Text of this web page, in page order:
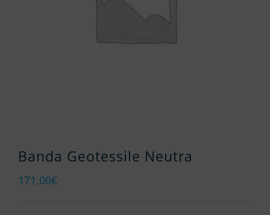
Banda Geotessile Neutra
171,00€